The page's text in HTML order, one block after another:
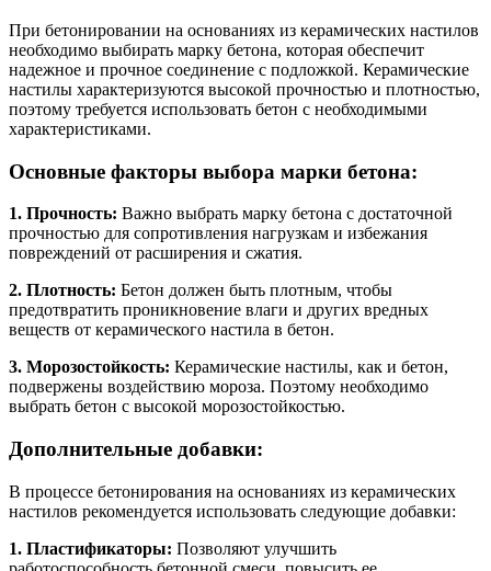
При бетонировании на основаниях из керамических настилов
необходимо выбирать марку бетона, которая обеспечит
надежное и прочное соединение с подложкой. Керамические
настилы характеризуются высокой прочностью и плотностью,
поэтому требуется использовать бетон с необходимыми
характеристиками.
Основные факторы выбора марки бетона:
1. Прочность: Важно выбрать марку бетона с достаточной
прочностью для сопротивления нагрузкам и избежания
повреждений от расширения и сжатия.
2. Плотность: Бетон должен быть плотным, чтобы
предотвратить проникновение влаги и других вредных
веществ от керамического настила в бетон.
3. Морозостойкость: Керамические настилы, как и бетон,
подвержены воздействию мороза. Поэтому необходимо
выбрать бетон с высокой морозостойкостью.
Дополнительные добавки:
В процессе бетонирования на основаниях из керамических
настилов рекомендуется использовать следующие добавки:
1. Пластификаторы: Позволяют улучшить